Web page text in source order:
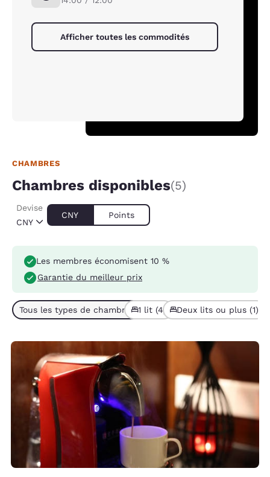
Afficher toutes les commodités
CHAMBRES
Chambres disponibles(5)
CNY
Devise
CNY Points
Les membres économisent 10 %
Garantie du meilleur prix
Tous les types de chambres (5)1 lit (4) Deux lits ou plus (1)